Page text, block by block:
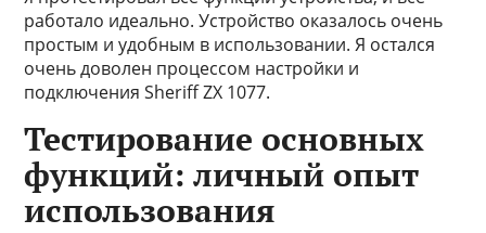
работало идеально. Устройство оказалось очень
простым и удобным в использовании. Я остался
очень доволен процессом настройки и
подключения Sheriff ZX 1077.
Тестирование основных
функций: личный опыт
использования